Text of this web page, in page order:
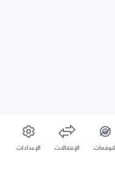
التوقعات الإنتقالات الإعدادات